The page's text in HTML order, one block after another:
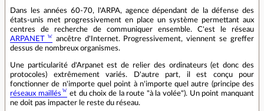
Dans les années 60-70, l'ARPA, agence dépendant de la défense des
états-unis met progressivement en place un système permettant aux
centres de recherche de communiquer ensemble. C'est le réseau
ARPANET
ancêtre d'Internet. Progressivement, viennent se greffer
dessus de nombreux organismes.
Une particularité d'Arpanet est de relier des ordinateurs (et donc des
protocoles) extrêmement variés. D'autre part, il est conçu pour
fonctionner de n'importe quel point à n'importe quel autre (principe des
réseaux maillés
et du choix de la route "à la volée"). Un point manquant
ne doit pas impacter le reste du réseau.